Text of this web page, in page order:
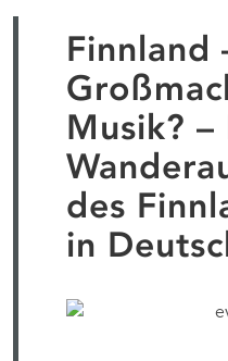
Finnland
Musik? –
des
in